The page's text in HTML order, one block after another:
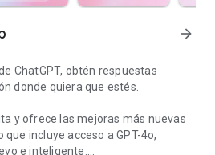
arrow_forward
ChatGPT, obtén respuestas
donde quiera que estés.
y ofrece las mejoras más nuevas
incluye acceso a GPT-4o,
e inteligente.